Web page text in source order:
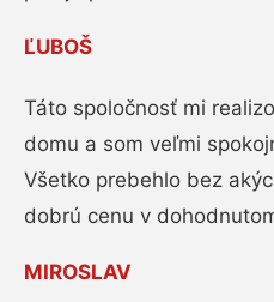
ĽUBOŠ
Táto spoločnosť mi
domu a som veľmi
Všetko prebehlo bez
dobrú cenu v
MIROSLAV